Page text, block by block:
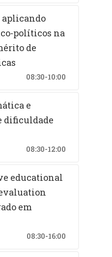
a X
contará, em
com minicursos
de trabalhos e
a
científica
de
áreas do
em
a serem
na busca
educativa, a
Reunião da
se em São
de 28 a
no Centro de
aplicando
políticos na
de
08:30-10:00
e
dificuldade
08:30-12:00
educational
em
08:30-16:00